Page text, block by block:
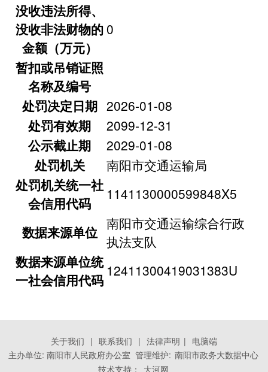
没收违法所得、
没收非法财物的
金额（万元）
0
暂扣或吊销证照
名称及编号
处罚决定日期 2026-01-08
处罚有效期
2099-12-31
公示截止期
2029-01-08
处罚机关
南阳市交通运输局
处罚机关统一社
会信用代码
1141130000599848X5
数据来源单位 南阳市交通运输综合行政
执法支队
数据来源单位统
一社会信用代码
12411300419031383U
关于我们 | 联系我们 | 法律声明 | 电脑端
主办单位: 南阳市人民政府办公室 管理维护: 南阳市政务大数据中心
技术支持：
大河网